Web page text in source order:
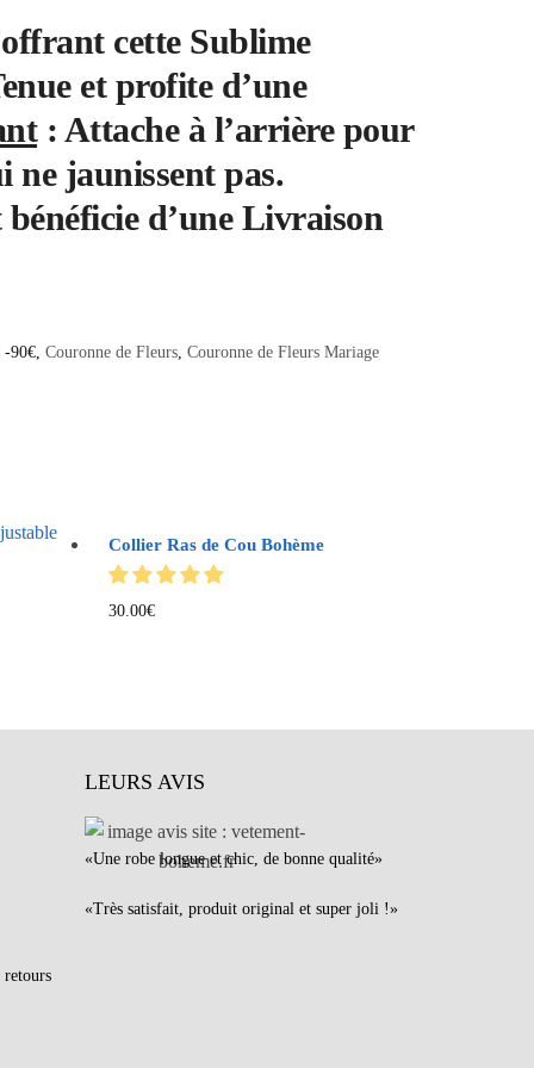
cette Sublime
et profite d’une
: Attache à l’arrière pour
ne jaunissent pas.
d’une Livraison
-90€, Couronne de Fleurs, Couronne de Fleurs Mariage
Collier Ras de Cou Bohème
30.00€
retours
LEURS AVIS
«Une robe longue et chic, de bonne qualité»
«Très satisfait, produit original et super joli !»